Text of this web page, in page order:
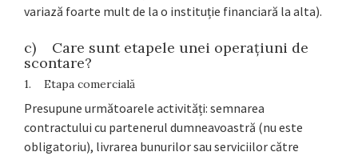
variază foarte mult de la o instituție financiară la alta).
c) Care sunt etapele unei operațiuni de
scontare?
1. Etapa comercială
Presupune următoarele activități: semnarea
contractului cu partenerul dumneavoastră (nu este
obligatoriu), livrarea bunurilor sau serviciilor către